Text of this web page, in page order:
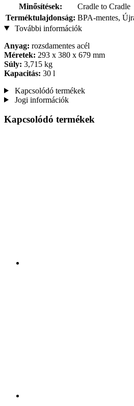
Minősítések:
Cradle to Cradle
Terméktulajdonság: BPA-mentes,
További információk
Anyag: rozsdamentes acél
Méretek: 293 x 380 x 679 mm
Súly: 3,715 kg
Kapacitás: 30 l
Kapcsolódó termékek
Jogi információk
Kapcsolódó termékek